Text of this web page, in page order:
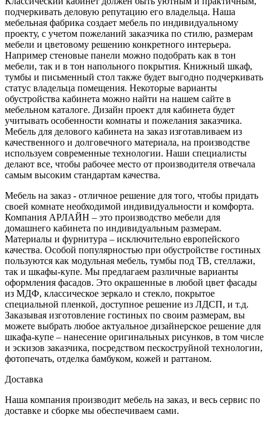
подчеркивать деловую репутацию его владельца. Наша
мебельная фабрика создает мебель по индивидуальному
проекту, с учетом пожеланий заказчика по стилю, размерам
мебели и цветовому решению конкретного интерьера.
Например стеновые панели можно подобрать как в тон
мебели, так и в тон напольного покрытия. Книжный шкаф,
тумбы и письменный стол также будет выгодно подчеркивать
статус владельца помещения. Некоторые варианты
обустройства кабинета можно найти на нашем сайте в
мебельном каталоге. Дизайн проект для кабинета будет
учитывать особенности комнаты и пожелания заказчика.
Мебель для делового кабинета на заказ изготавливаем из
качественного и долговечного материала, на производстве
используем современные технологии. Наши специалисты
делают все, чтобы рабочее место от производителя отвечала
самым высоким стандартам качества.
Мебель на заказ - отличное решение для того, чтобы придать
своей комнате необходимой индивидуальности и комфорта.
Компания АРЛАЙН – это производство мебели для
домашнего кабинета по индивидуальным размерам.
Материалы и фурнитура – исключительно европейского
качества. Особой популярностью при обустройстве гостиных
пользуются как модульная мебель, тумбы под ТВ, стеллажи,
так и шкафы-купе. Мы предлагаем различные варианты
оформления фасадов. Это окрашенные в любой цвет фасады
из МДФ, классическое зеркало и стекло, покрытое
специальной пленкой, доступное решение из ЛДСП, и т.д.
Заказывая изготовление гостиных по своим размерам, вы
можете выбрать любое актуальное дизайнерское решение для
шкафа-купе – нанесение оригинальных рисунков, в том числе
и эскизов заказчика, посредством пескоструйной технологии,
фотопечать, отделка бамбуком, кожей и раттаном.
Доставка
Наша компания производит мебель на заказ, и весь сервис по
доставке и сборке мы обеспечиваем сами.